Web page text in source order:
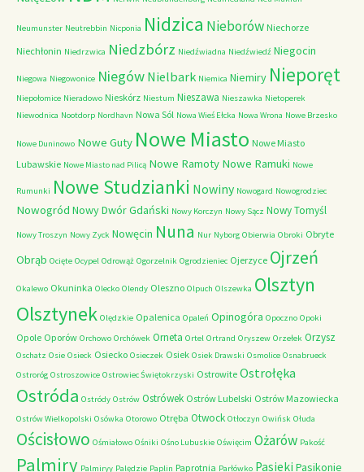
Neumunster Neutrebbin Nicponia Nidzica Nieborów Niechorze
Niechłonin Niedrzwica Niedzbórz Niedźwiadna Niedźwiedź Niegocin
Niegowa Niegowonice Niegów Nielbark Niemica Niemiry Nieporęt
Niepołomice Nieradowo Nieskórz Niestum Nieszawa Nieszawka Nietoperek
Niewodnica Nootdorp Nordhavn Nowa Sól Nowa Wieś Ełcka Nowa Wrona Nowe Brzesko
Nowe Duninowo Nowe Guty Nowe Miasto Nowe Miasto
Lubawskie Nowe Miasto nad Pilicą Nowe Ramoty Nowe Ramuki Nowe
Rumunki Nowe Studzianki Nowiny Nowogard Nowogrodziec
Nowogród Nowy Dwór Gdański Nowy Korczyn Nowy Sącz Nowy Tomyśl
Nowy Troszyn Nowy Zyck Nowęcin Nuna Nur Nyborg Obierwia Obroki Obryte
Obrąb Ocięte Ocypel Odrowąż Ogorzelnik Ogrodzieniec Ojerzyce Ojrzeń
Okalewo Okuninka Olecko Olendy Oleszno Olpuch Olszewka Olsztyn
Olsztynek Olędzkie Opalenica Opaleń Opinogóra Opoczno Opoki
Opole Oporów Orchowo Orchówek Orneta Ortel Ortrand Oryszew Orzełek Orzysz
Oschatz Osie Osieck Osiecko Osieczek Osiek Osiek Drawski Osmolice Osnabrueck
Ostroróg Ostroszowice Ostrowiec Świętokrzyski Ostrowite Ostrołęka
Ostróda Ostródy Ostrów Ostrówek Ostrów Lubelski Ostrów Mazowiecka
Ostrów Wielkopolski Osówka Otorowo Otręba Otwock Otłoczyn Owińsk Ołuda
Ościsłowo Ośmiałowo Ośniki Ośno Lubuskie Oświęcim Ożarów Pakość
Palmiry Palmiryy Palędzie Paplin Paprotnia Parłówko Pasieki Pasikonie